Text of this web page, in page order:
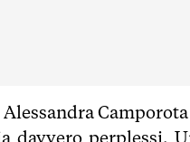
davvero perplessi.